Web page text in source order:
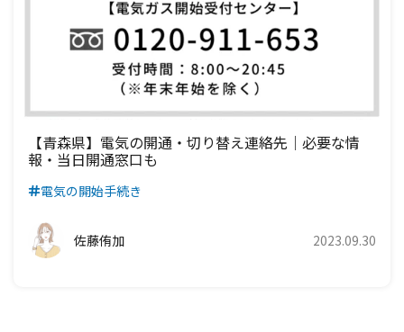
【青森県】電気の開通・切り替え連絡先｜必要な情
報・当日開通窓口も
電気の開始手続き
佐藤侑加 2023.09.30